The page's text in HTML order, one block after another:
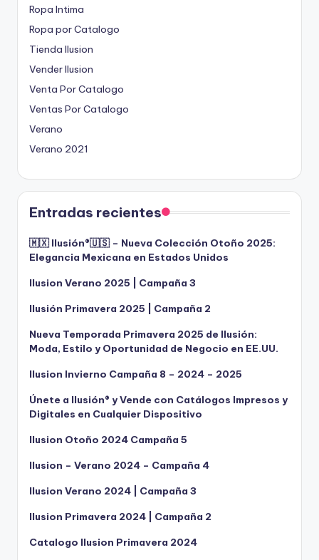
Ropa Intima
Ropa por Catalogo
Tienda Ilusion
Vender Ilusion
Venta Por Catalogo
Ventas Por Catalogo
Verano
Verano 2021
Entradas recientes
🇲🇽 Ilusión®️🇺🇸 – Nueva Colección Otoño 2025:
Elegancia Mexicana en Estados Unidos
Ilusion Verano 2025 | Campaña 3
Ilusión Primavera 2025 | Campaña 2
Nueva Temporada Primavera 2025 de Ilusión:
Moda, Estilo y Oportunidad de Negocio en EE.UU.
Ilusion Invierno Campaña 8 – 2024 – 2025
Únete a Ilusión® y Vende con Catálogos Impresos y
Digitales en Cualquier Dispositivo
Ilusion Otoño 2024 Campaña 5
Ilusion – Verano 2024 – Campaña 4
Ilusion Verano 2024 | Campaña 3
Ilusion Primavera 2024 | Campaña 2
Catalogo Ilusion Primavera 2024